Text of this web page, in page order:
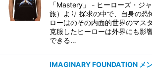
「Mastery」 - ヒーローズ・ジ
旅）より 探求の中で、自身の恐
ローはのその内面的世界のマス
克服したヒーローは外界にも影
できる…
IMAGINARY FOUNDATION メ